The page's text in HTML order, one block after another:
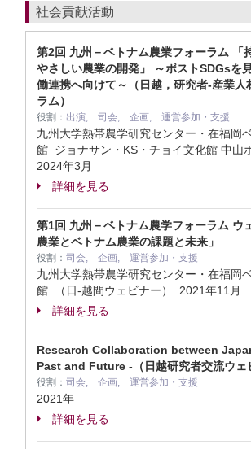
社会貢献活動
第2回 九州－ベトナム農業フォーラム 「
やさしい農業の開発」 ～ポストSDGsを
働連携へ向けて～（日越，研究者-産業人
ラム）
役割： 出演, 司会, 企画, 運営参加・支援
九州大学熱帯農学研究センター・在福岡
館 ジョナサン・KS・チョイ文化館 中山
2024年3月
詳細を見る
第1回 九州－ベトナム農学フォーラム ウ
農業とベトナム農業の課題と未来」
役割： 司会, 企画, 運営参加・支援
九州大学熱帯農学研究センター・在福岡
館 （日-越間ウェビナー） 2021年11月
詳細を見る
Research Collaboration between
Past and Future -（日越研究者交流ウェ
役割： 司会, 企画, 運営参加・支援
2021年
詳細を見る